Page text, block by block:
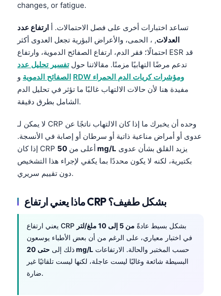
changes, or fatigue.
تساعد اختبارات أخرى على فصل الاحتمالات. أ ارتفاع عدد
العدلات, ، الحمى، والأعراض البؤرية تجعل العدوى أكثر
احتمالًا؛ فقر الدم، ارتفاع الصفائح الدموية، وارتفاع ESR قد
تدعم مرضًا التهابيًا مزمنًا. مقالاتنا حولتفسير تحليل عدد
الصفائح الدموية
RDW ومؤشرات كريات الدم الحمراء
مفيدة هنا لأن حالات الالتهاب غالبًا ما تؤثر في تحليل الدم
الشامل بطرق دقيقة.
لا يمكن لـ CRP وحده أن يخبرك ما إذا كان الالتهاب ناتجًا عن
عدوى أو أمراض مناعية ذاتية أو سرطان أو إصابة في الأنسجة.
إذا كان CRP أعلى من 50 mg/L
بكتيرية، لكنه لا يكون محددًا بما يكفي لإجراء هذا التشخيص
دون تقييم سريري.
ماذا يعني ارتفاع CRP بشكل طفيف؟
يعني ارتفاع CRP بشكل بسيط عادةً من 5 إلى 10 ملغ/لتر
في اختبار معياري، على الرغم من أن بعض الأطباء يوسعون
ذلك إلىحتى 20 mg/L
البسيطة شائعة وغالبًا ليست عاجلة، لكنها ليست تلقائيًا غير
ضارة.